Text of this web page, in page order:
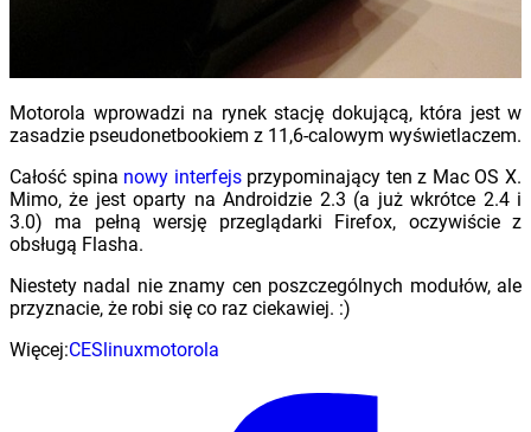
Motorola wprowadzi na rynek stację dokującą, która jest w
zasadzie pseudonetbookiem z 11,6-calowym wyświetlaczem.
Całość spina nowy interfejsprzypominający ten z Mac OS X.
Mimo, że jest oparty na Androidzie 2.3 (a już wkrótce 2.4 i
3.0) ma pełną wersję przeglądarki Firefox, oczywiście z
obsługą Flasha.
Niestety nadal nie znamy cen poszczególnych modułów, ale
przyznacie, że robi się co raz ciekawiej. :)
Więcej:CES linuxmotorola